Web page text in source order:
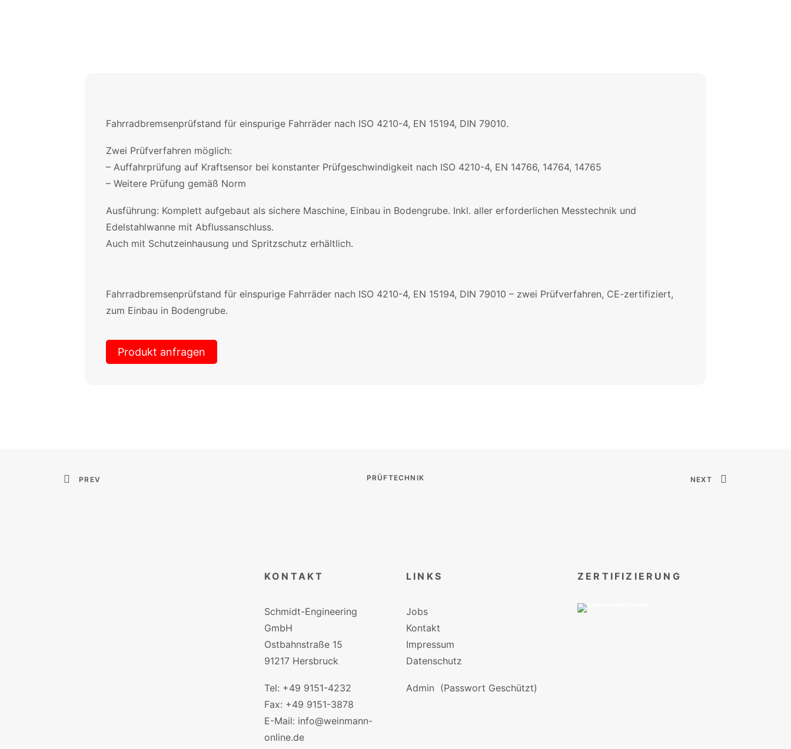
Fahrradbremsenprüfstand für einspurige Fahrräder nach ISO 4210-4, EN 15194, DIN 79010.
Zwei Prüfverfahren möglich:
– Auffahrprüfung auf Kraftsensor bei konstanter Prüfgeschwindigkeit nach ISO 4210-4, EN 14766, 14764, 14765
– Weitere Prüfung gemäß Norm
Ausführung: Komplett aufgebaut als sichere Maschine, Einbau in Bodengrube. Inkl. aller erforderlichen Messtechnik und
Edelstahlwanne mit Abflussanschluss.
Auch mit Schutzeinhausung und Spritzschutz erhältlich.
Fahrradbremsenprüfstand für einspurige Fahrräder nach ISO 4210-4, EN 15194, DIN 79010 – zwei Prüfverfahren, CE-zertifiziert,
zum Einbau in Bodengrube.
Produkt anfragen
PREV PRÜFTECHNIK NEXT
KONTAKT
Schmidt-Engineering
GmbH
Ostbahnstraße 15
91217 Hersbruck
Tel: +49 9151-4232
Fax: +49 9151-3878
E-Mail: info@weinmann-
online.de
LINKS
Jobs
Kontakt
Impressum
Datenschutz
Admin (Passwort Geschützt)
ZERTIFIZIERUNG